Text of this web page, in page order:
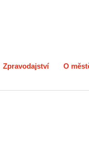
Zpravodajství O